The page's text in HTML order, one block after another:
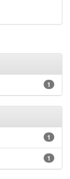
1
1
1